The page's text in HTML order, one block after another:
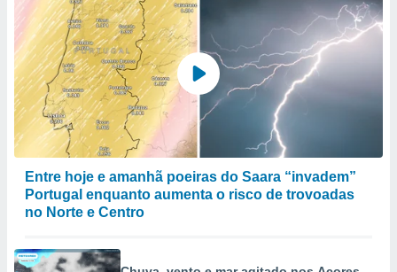
Entre hoje e amanhã poeiras do Saara “invadem”
Portugal enquanto aumenta o risco de trovoadas
no Norte e Centro